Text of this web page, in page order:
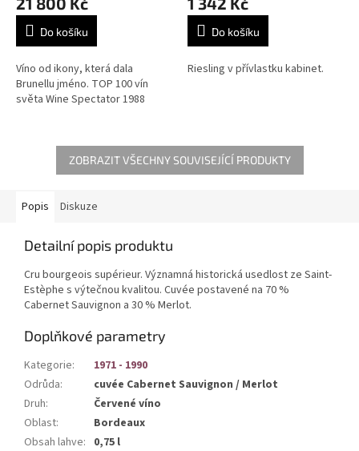
Do košíku
Víno od ikony, která dala
Brunellu jméno. TOP 100 vín
světa Wine Spectator 1988
Do košíku
Riesling v přívlastku kabinet.
ZOBRAZIT VŠECHNY SOUVISEJÍCÍ PRODUKTY
Popis Diskuze
Detailní popis produktu
Cru bourgeois supérieur. Významná historická usedlost ze Saint-
Estèphe s výtečnou kvalitou. Cuvée postavené na 70 %
Cabernet Sauvignon a 30 % Merlot.
Doplňkové parametry
Kategorie:
1971 - 1990
Odrůda:
cuvée Cabernet Sauvignon / Merlot
Druh:
Červené víno
Oblast:
Bordeaux
Obsah lahve: 0,75 l